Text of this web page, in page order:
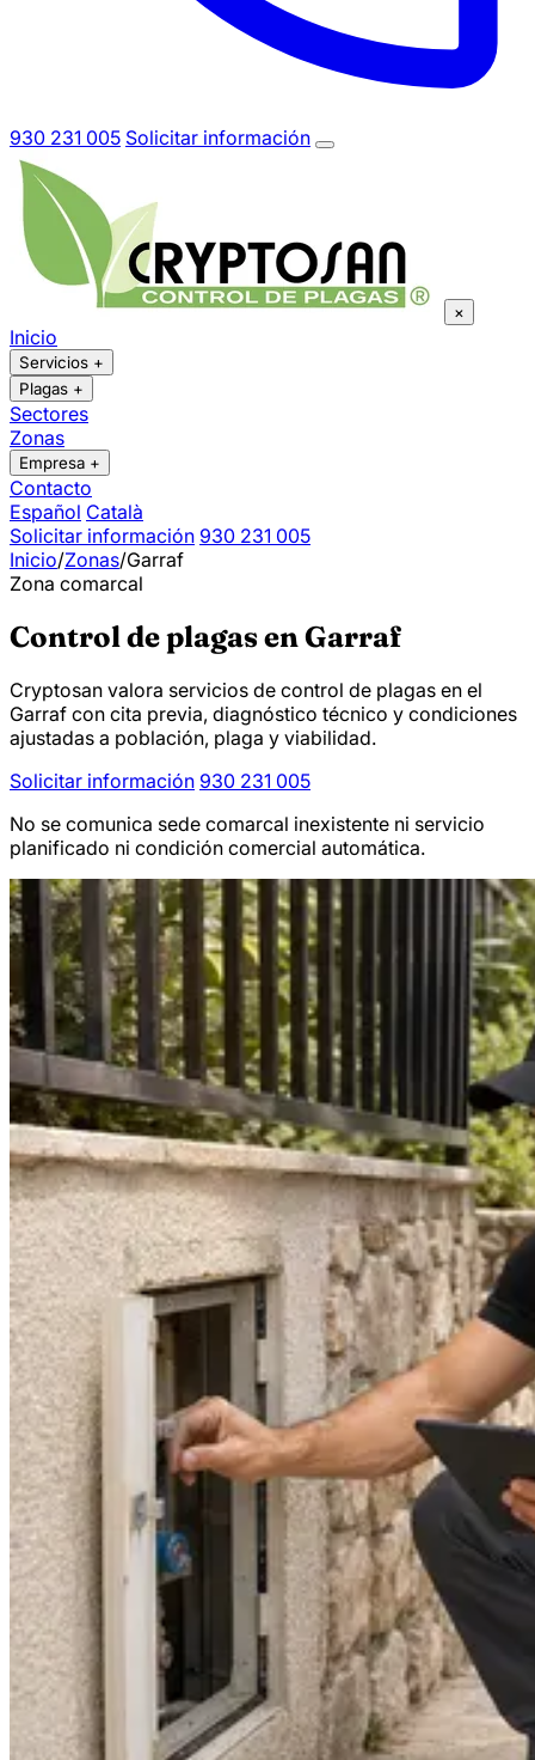
930 231 005 Solicitar información
×
Inicio
Servicios +
Plagas +
Sectores
Zonas
Empresa +
Contacto
Español Català
Solicitar información 930 231 005
Inicio/Zonas/Garraf
Zona comarcal
Control de plagas en Garraf
Cryptosan valora servicios de control de plagas en el
Garraf con cita previa, diagnóstico técnico y condiciones
ajustadas a población, plaga y viabilidad.
Solicitar información 930 231 005
No se comunica sede comarcal inexistente ni servicio
planificado ni condición comercial automática.